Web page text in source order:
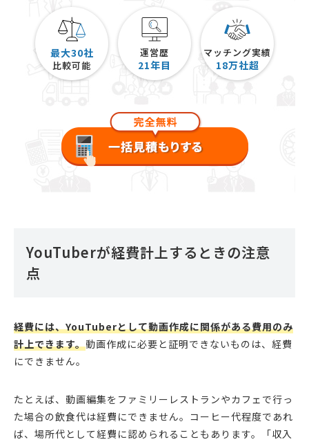
最大30社
比較可能
運営歴
21年目
マッチング実績
18万社超
YouTuberが経費計上するときの注意
点
経費には、YouTuberとして動画作成に関係がある費用のみ
計上できます。動画作成に必要と証明できないものは、経費
にできません。
たとえば、動画編集をファミリーレストランやカフェで行っ
た場合の飲食代は経費にできません。コーヒー代程度であれ
ば、場所代として経費に認められることもあります。「収入